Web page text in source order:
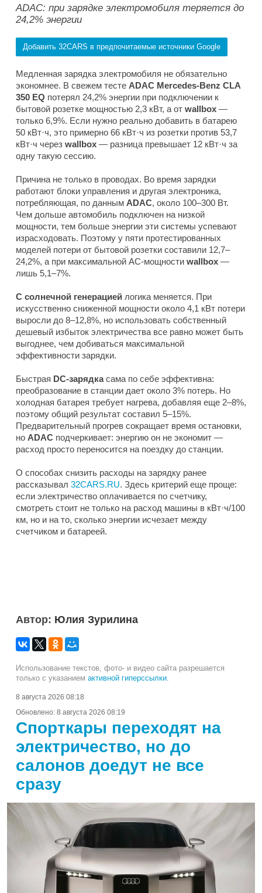
ADAC: при зарядке электромобиля теряется до
24,2% энергии
Добавить 32CARS в предпочитаемые источники Google
Медленная зарядка электромобиля не обязательно
экономнее. В свежем тесте ADAC Mercedes-Benz CLA
350 EQ потерял 24,2% энергии при подключении к
бытовой розетке мощностью 2,3 кВт, а от wallbox —
только 6,9%. Если нужно реально добавить в батарею
50 кВт·ч, это примерно 66 кВт·ч из розетки против 53,7
кВт·ч через wallbox — разница превышает 12 кВт·ч за
одну такую сессию.
Причина не только в проводах. Во время зарядки
работают блоки управления и другая электроника,
потребляющая, по данным ADAC, около 100–300 Вт.
Чем дольше автомобиль подключен на низкой
мощности, тем больше энергии эти системы успевают
израсходовать. Поэтому у пяти протестированных
моделей потери от бытовой розетки составили 12,7–
24,2%, а при максимальной AC-мощности wallbox —
лишь 5,1–7%.
С солнечной генерацией логика меняется. При
искусственно сниженной мощности около 4,1 кВт потери
выросли до 8–12,8%, но использовать собственный
дешевый избыток электричества все равно может быть
выгоднее, чем добиваться максимальной
эффективности зарядки.
Быстрая DC-зарядкасама по себе эффективна:
преобразование в станции дает около 3% потерь. Но
холодная батарея требует нагрева, добавляя еще 2–8%,
поэтому общий результат составил 5–15%.
Предварительный прогрев сокращает время остановки,
но ADAC подчеркивает: энергию он не экономит —
расход просто переносится на поездку до станции.
О способах снизить расходы на зарядку ранее
рассказывал 32CARS.RU. Здесь критерий еще проще:
если электричество оплачивается по счетчику,
смотреть стоит не только на расход машины в кВт·ч/100
км, но и на то, сколько энергии исчезает между
счетчиком и батареей.
Автор: Юлия Зурилина
Использование текстов, фото- и видео сайта разрешается
только с указанием активной гиперссылки
8 августа 2026 08:18
Обновлено: 8 августа 2026 08:19
Спорткары переходят на
электричество, но до
салонов доедут не все
сразу